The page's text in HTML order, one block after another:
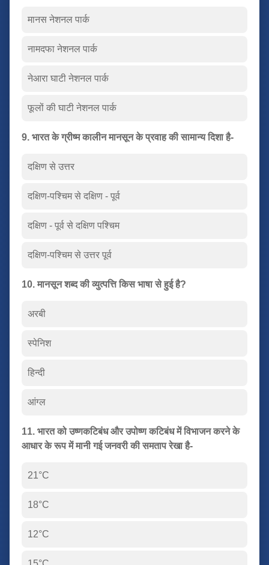
मानस नेशनल पार्क
नामदफा नेशनल पार्क
नेआरा घाटी नेशनल पार्क
फूलों की घाटी नेशनल पार्क
9. भारत के ग्रीष्म कालीन मानसून के प्रवाह की सामान्य दिशा है-
दक्षिण से उत्तर
दक्षिण-पश्चिम से दक्षिण - पूर्व
दक्षिण - पूर्व से दक्षिण पश्चिम
दक्षिण-पश्चिम से उत्तर पूर्व
10. मानसून शब्द की व्युत्पत्ति किस भाषा से हुई है?
अरबी
स्पेनिश
हिन्दी
आंग्ल
11. भारत को उष्णकटिबंध और उपोष्ण कटिबंध में विभाजन करने के
आधार के रूप में मानी गई जनवरी की समताप रेखा है-
21°C
18°C
12°C